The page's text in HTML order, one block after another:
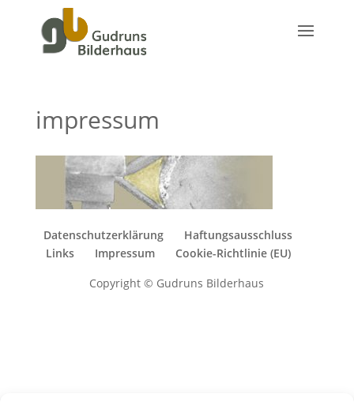
impressum
Datenschutzerklärung
Haftungsausschluss
Links
Impressum
Cookie-Richtlinie (EU)
Copyright © Gudruns Bilderhaus